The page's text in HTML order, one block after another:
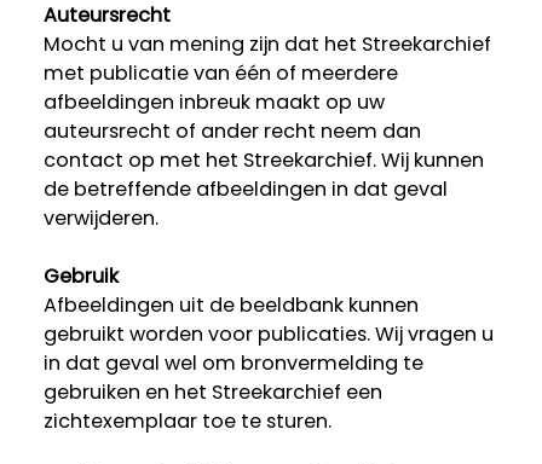
Auteursrecht
Mocht u van mening zijn dat het Streekarchief
met publicatie van één of meerdere
afbeeldingen inbreuk maakt op uw
auteursrecht of ander recht neem dan
contact op met het Streekarchief. Wij kunnen
de betreffende afbeeldingen in dat geval
verwijderen.
Gebruik
Afbeeldingen uit de beeldbank kunnen
gebruikt worden voor publicaties. Wij vragen u
in dat geval wel om bronvermelding te
gebruiken en het Streekarchief een
zichtexemplaar toe te sturen.